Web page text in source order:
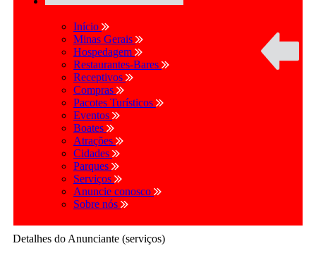
Início
Minas Gerais
Hospedagem
Restaurantes-Bares
Receptivos
Compras
Pacotes Turísticos
Eventos
Boates
Atrações
Cidades
Parques
Serviços
Anuncie conosco
Sobre nós
Detalhes do Anunciante (serviços)